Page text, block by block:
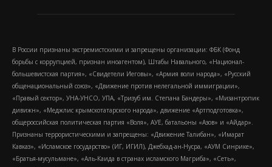
В России признаны экстремистскими и запрещены организации: ФБК (Фонд
борьбы с коррупцией, признан иноагентом), Штабы Навального, «Национал-
большевистская партия», «Свидетели Иеговы», «Армия воли народа», «Русский
общенациональный союз», «Движение против нелегальной иммиграции»,
«Правый сектор», УНА-УНСО, УПА, «Тризуб им. Степана Бандеры», «Мизантропик
дивижн», «Меджлис крымскотатарского народа», движение «Артподготовка»,
общероссийская политическая партия «Воля», АУЕ, батальоны «Азов» и «Айдар».
Признаны террористическими и запрещены: «Движение Талибан», «Имарат
Кавказ», «Исламское государство» (ИГ, ИГИЛ), Джебхад-ан-Нусра, «АУМ Синрике»,
«Братья-мусульмане», «Аль-Каида в странах исламского Магриба», «Сеть»,